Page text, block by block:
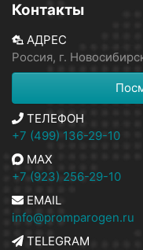
Контакты
АДРЕС
Россия, г.
ТЕЛЕФОН
+7 (499) 136-29-10
MAX
+7 (923) 256-29-10
EMAIL
info@promparogen.ru
TELEGRAM